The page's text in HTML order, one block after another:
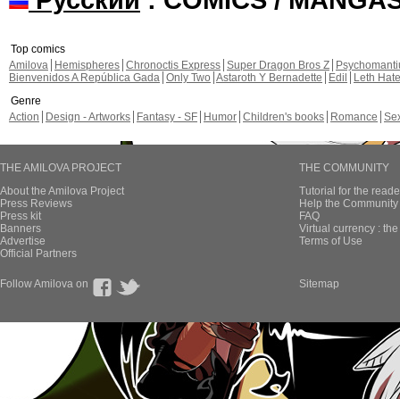
Top comics
Amilova
Hemispheres Chronoctis Express Super Dragon Bros Z
Bienvenidos A República Gada Only Two Astaroth Y Bernadette Edil
Leth Hate
Genre
Action
Design - Artworks Fantasy - SF Humor Children's books Romance
THE AMILOVA PROJECT
About the Amilova Project
Press Reviews
Press kit
Banners
Advertise
Official Partners
THE COMMUNITY
Tutorial for the
Help the
FAQ
Virtual currency :
Terms of Use
Follow Amilova on Sitemap